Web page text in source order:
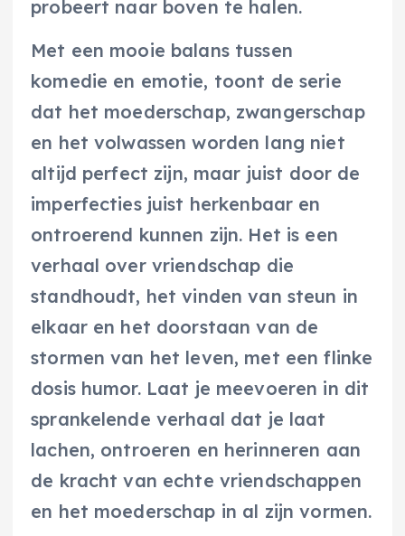
probeert naar boven te halen.
Met een mooie balans tussen
komedie en emotie, toont de serie
dat het moederschap, zwangerschap
en het volwassen worden lang niet
altijd perfect zijn, maar juist door de
imperfecties juist herkenbaar en
ontroerend kunnen zijn. Het is een
verhaal over vriendschap die
standhoudt, het vinden van steun in
elkaar en het doorstaan van de
stormen van het leven, met een flinke
dosis humor. Laat je meevoeren in dit
sprankelende verhaal dat je laat
lachen, ontroeren en herinneren aan
de kracht van echte vriendschappen
en het moederschap in al zijn vormen.